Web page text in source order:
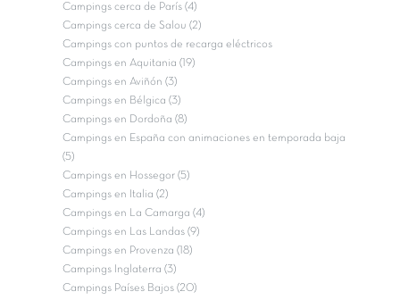
Campings cerca de París (4)
Campings cerca de Salou (2)
Campings con puntos de recarga eléctricos
Campings en Aquitania (19)
Campings en Aviñón (3)
Campings en Bélgica (3)
Campings en Dordoña (8)
Campings en España con animaciones en temporada baja
(5)
Campings en Hossegor (5)
Campings en Italia (2)
Campings en La Camarga (4)
Campings en Las Landas (9)
Campings en Provenza (18)
Campings Inglaterra (3)
Campings Países Bajos (20)